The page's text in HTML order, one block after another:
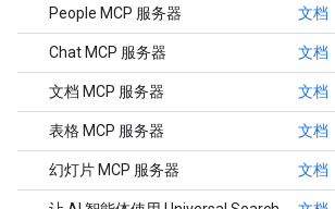
People MCP 服务器 文档
Chat MCP 服务器 文档
文档 MCP 服务器 文档
表格 MCP 服务器 文档
幻灯片 MCP 服务器 文档